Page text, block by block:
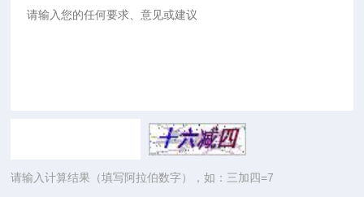
请输入计算结果（填写阿拉伯数字），如：三加四=7